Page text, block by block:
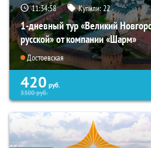
11:34:57 Купили:22
1-дневный тур «Великий
русской» от компании «Шарм»
Достоевская
420 руб.
3300руб.